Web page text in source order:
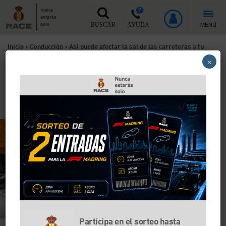
Nunca
estarás
solo
BUSCAR AYUDA MENÚ
Inicio > Conducción > Así puede afectar la sal de las carreteras a tu
Así puede afectar la sal de
las carreteras a tu coche
Participa en el sorteo hasta
×